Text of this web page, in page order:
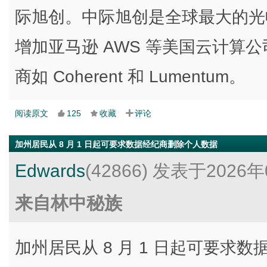
际旭创。中际旭创是全球最大的
增加亚马逊 AWS 等美国云计算
商如 Coherent 和 Lumentum。
阅读原文 125 收藏 评论
加州居民从 8 月 1 日起可要求数据经纪商删除个人数据
Edwards(42866) 发表于2026
来自林中秘族
加州居民从 8 月 1 日起可要求数